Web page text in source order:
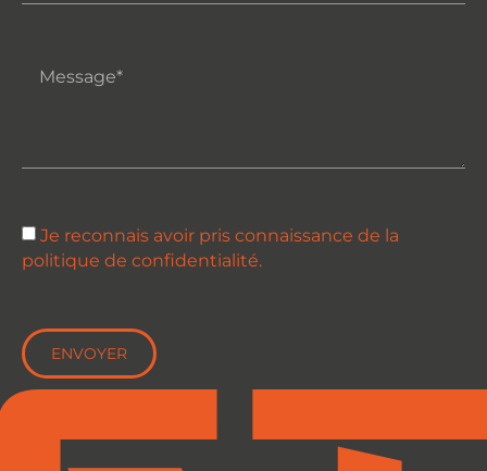
Je reconnais avoir pris connaissance de la
politique de confidentialité.
ENVOYER